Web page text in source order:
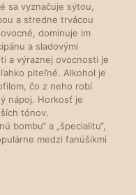
sa vyznačuje sýtou,
a stredne trvácou
dominuje im
a sladovými
a výraznej ovocnosti je
piteľné. Alkohol je
čo z neho robí
nápoj. Horkosť je
tónov.
bombu“ a „špecialitu“,
medzi fanúšikmi